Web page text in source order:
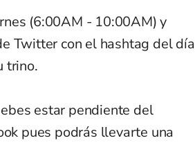
(6:00AM - 10:00AM) y
Twitter con el hashtag del día
trino.
estar pendiente del
pues podrás llevarte una